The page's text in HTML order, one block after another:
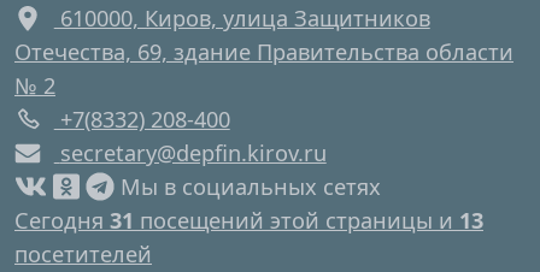
610000, Киров, улица Защитников
Отечества, 69, здание Правительства области
№ 2
+7(8332) 208-400
secretary@depfin.kirov.ru
Мы в социальных сетях
Сегодня 31 посещений этой страницы и 13
посетителей